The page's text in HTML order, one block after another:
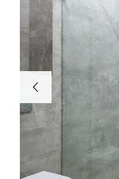
